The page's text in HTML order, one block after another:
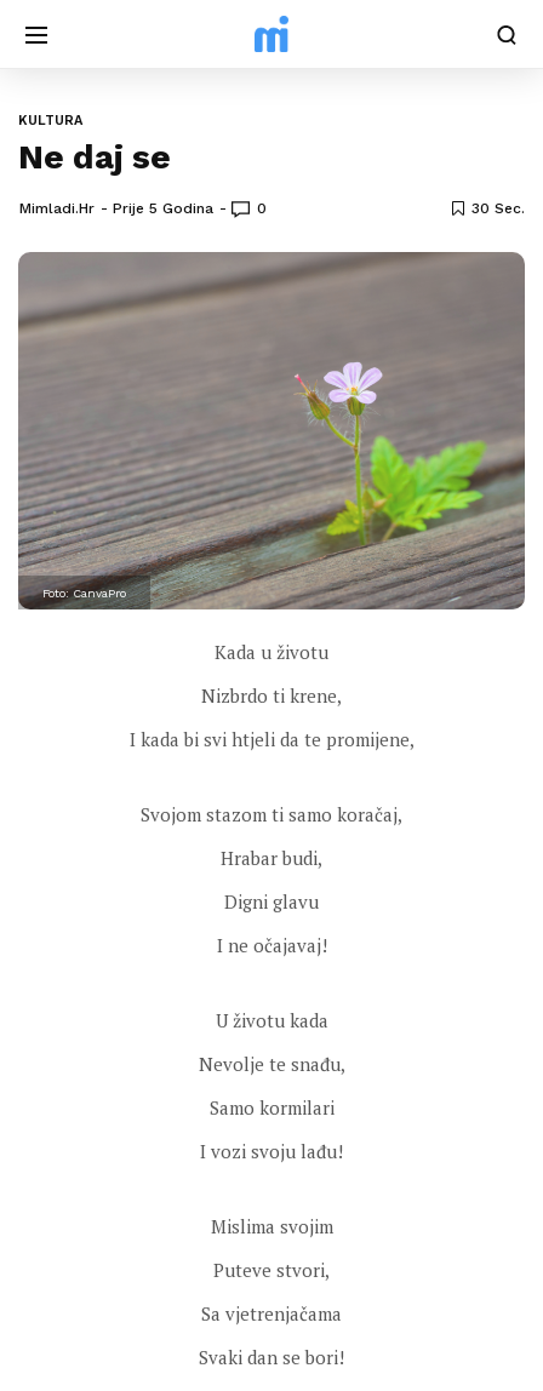
KULTURA
Ne daj se
Mimladi.hr Prije 5 Godina 0 30 Sec.
Foto: CanvaPro
Kada u životu
Nizbrdo ti krene,
I kada bi svi htjeli da te promijene,
Svojom stazom ti samo koračaj,
Hrabar budi,
Digni glavu
I ne očajavaj!
U životu kada
Nevolje te snađu,
Samo kormilari
I vozi svoju lađu!
Mislima svojim
Puteve stvori,
Sa vjetrenjačama
Svaki dan se bori!